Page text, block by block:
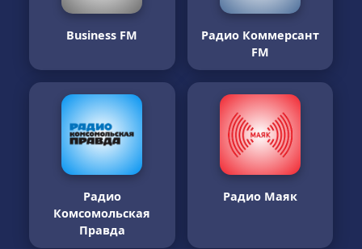
Business FM
Радио Коммерсант
FM
Радио
Комсомольская
Правда
Радио Маяк